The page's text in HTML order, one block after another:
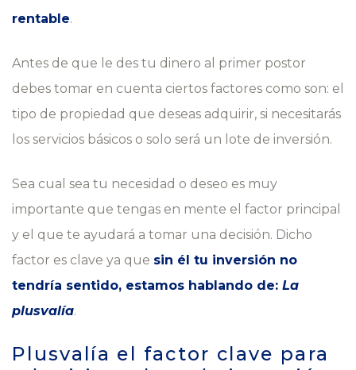
rentable.
Antes de que le des tu dinero al primer postor
debes tomar en cuenta ciertos factores como son: el
tipo de propiedad que deseas adquirir, si necesitarás
los servicios básicos o solo será un lote de inversión.
Sea cual sea tu necesidad o deseo es muy
importante que tengas en mente el factor principal
y el que te ayudará a tomar una decisión. Dicho
factor es clave ya que sin él tu inversión no
tendría sentido, estamos hablando de: La
plusvalía.
Plusvalía el factor clave para